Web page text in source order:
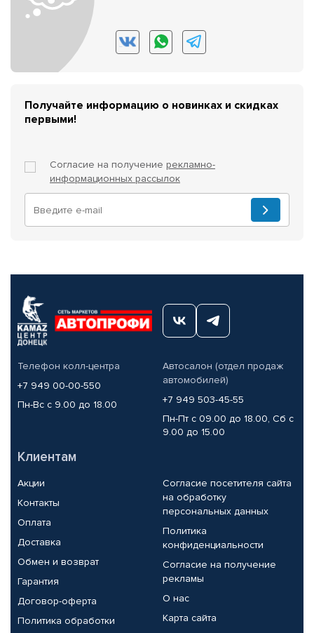
Получайте информацию о новинках и скидках
первыми!
Согласие на получение рекламно-
информационных рассылок
Телефон колл-центра
+7 949 00-00-550
Пн-Вс с 9.00 до 18.00
Автосалон (отдел продаж
автомобилей)
+7 949 503-45-55
Пн-Пт с 09.00 до 18.00, Сб с
9.00 до 15.00
Клиентам
Акции
Контакты
Оплата
Доставка
Обмен и возврат
Гарантия
Договор-оферта
Политика обработки
Согласие посетителя сайта
на обработку
персональных данных
Политика
конфиденциальности
Согласие на получение
рекламы
О нас
Карта сайта